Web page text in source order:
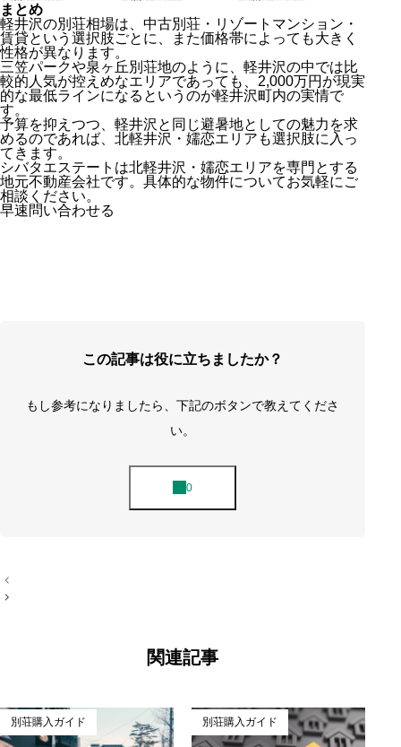
まとめ
軽井沢の別荘相場は、中古別荘・リゾートマンション・
賃貸という選択肢ごとに、また価格帯によっても大きく
性格が異なります。
三笠パークや泉ヶ丘別荘地のように、軽井沢の中では比
較的人気が控えめなエリアであっても、2,000万円が現実
的な最低ラインになるというのが軽井沢町内の実情で
す。
予算を抑えつつ、軽井沢と同じ避暑地としての魅力を求
めるのであれば、北軽井沢・嬬恋エリアも選択肢に入っ
てきます。
シバタエステートは北軽井沢・嬬恋エリアを専門とする
地元不動産会社です。具体的な物件についてお気軽にご
相談ください。
早速問い合わせる
この記事は役に立ちましたか？
もし参考になりましたら、下記のボタンで教えてくださ
い。
投
稿
関連記事
別荘購入ガイド 別荘購入ガイド